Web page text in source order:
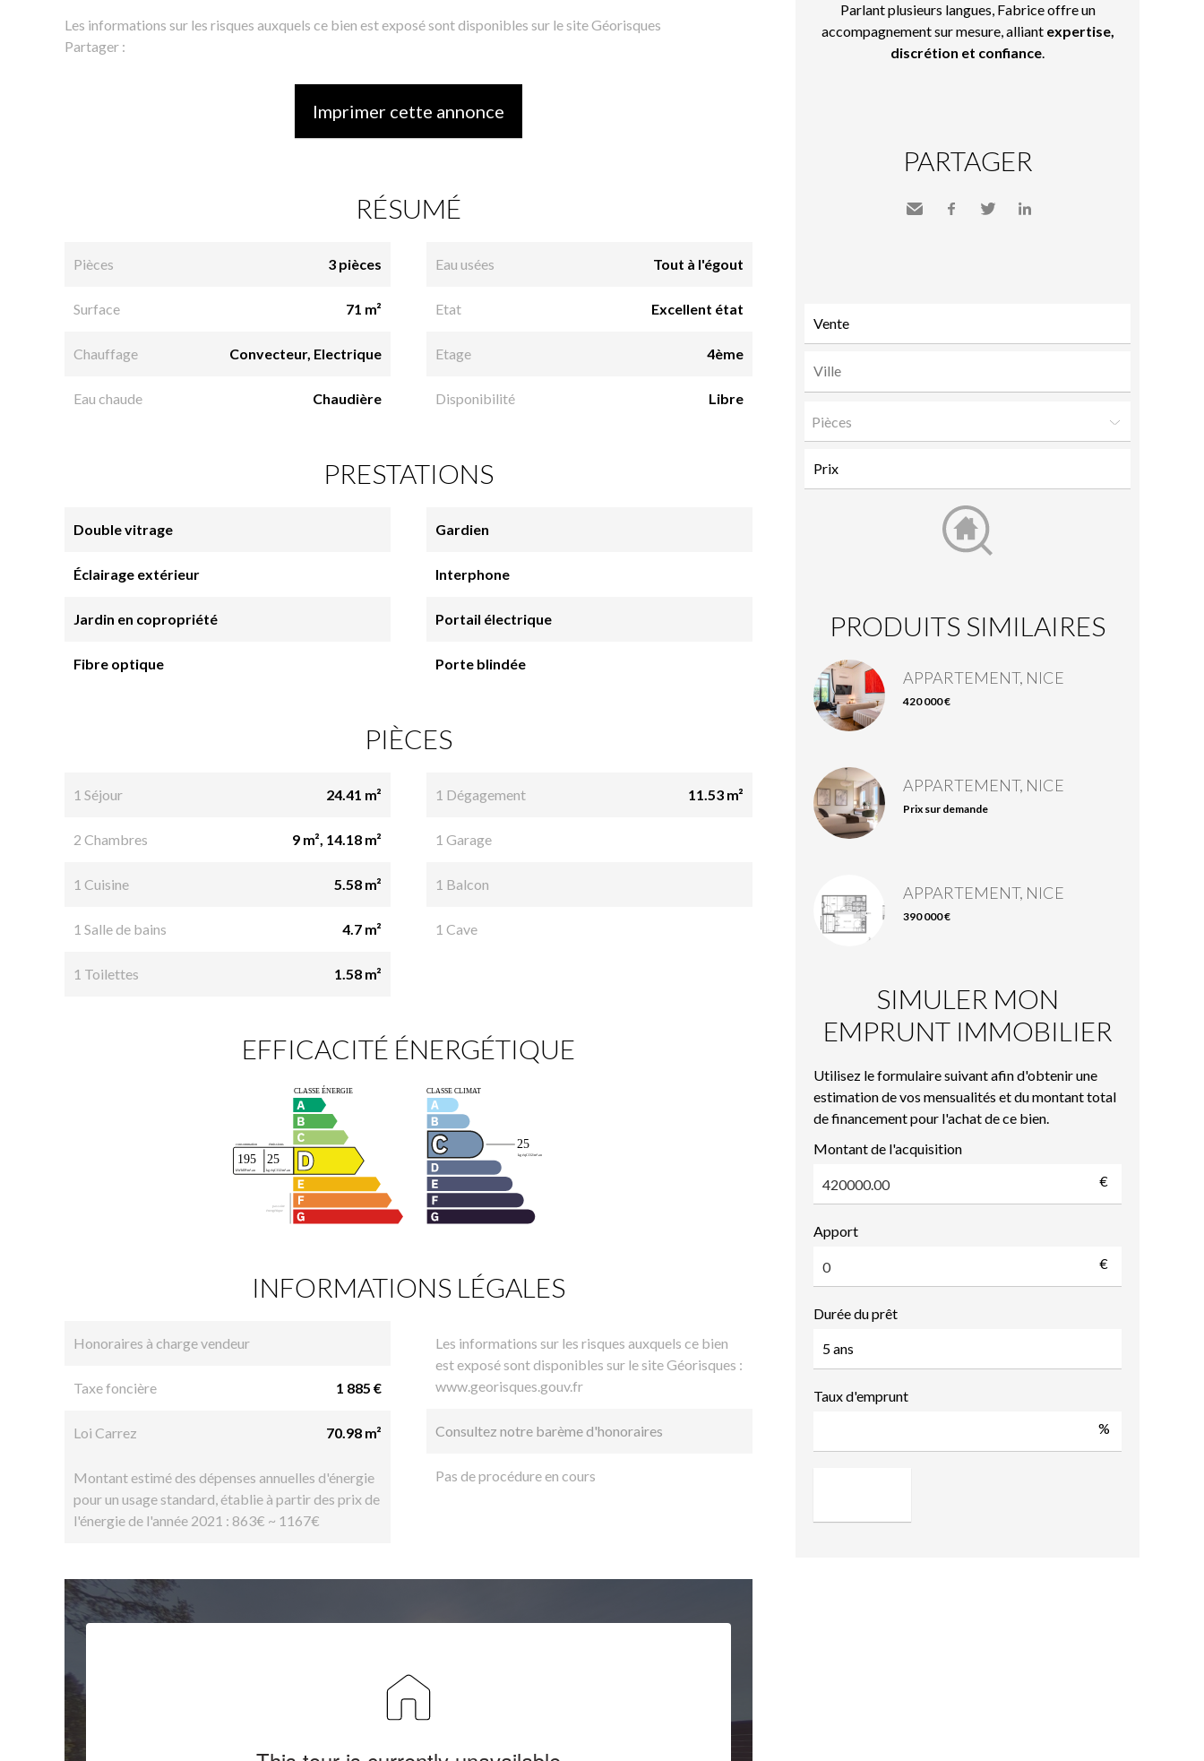
Les informations sur les risques auxquels ce bien est exposé sont disponibles sur le site Géorisques
Partager :
Imprimer cette annonce
RÉSUMÉ
Pièces 3 pièces
Surface 71 m²
Chauffage Convecteur, Electrique
Eau chaude Chaudière
Eau usées Tout à l'égout
Etat Excellent état
Etage 4ème
Disponibilité Libre
PRESTATIONS
Double vitrage
Éclairage extérieur
Jardin en copropriété
Fibre optique
Gardien
Interphone
Portail électrique
Porte blindée
PIÈCES
1 Séjour 24.41 m²
2 Chambres 9 m², 14.18 m²
1 Cuisine 5.58 m²
1 Salle de bains 4.7 m²
1 Toilettes 1.58 m²
1 Dégagement 11.53 m²
1 Garage
1 Balcon
1 Cave
EFFICACITÉ ÉNERGÉTIQUE
INFORMATIONS LÉGALES
Honoraires à charge vendeur
Taxe foncière 1 885 €
Loi Carrez 70.98 m²
Montant estimé des dépenses annuelles d'énergie
pour un usage standard, établie à partir des prix de
l'énergie de l'année 2021 : 863€ ~ 1167€
Les informations sur les risques auxquels ce bien
est exposé sont disponibles sur le site Géorisques :
www.georisques.gouv.fr
Consultez notre barème d'honoraires
Pas de procédure en cours
Parlant plusieurs langues, Fabrice offre un
accompagnement sur mesure, alliant expertise,
discrétion et confiance.
PARTAGER
Pièces
PRODUITS SIMILAIRES
APPARTEMENT, NICE
420 000 €
APPARTEMENT, NICE
Prix sur demande
APPARTEMENT, NICE
390 000 €
SIMULER MON
EMPRUNT IMMOBILIER
Utilisez le formulaire suivant afin d'obtenir une
estimation de vos mensualités et du montant total
de financement pour l'achat de ce bien.
Montant de l'acquisition
€
Apport
€
Durée du prêt
Taux d'emprunt
%